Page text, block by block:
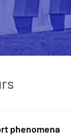
phenomena